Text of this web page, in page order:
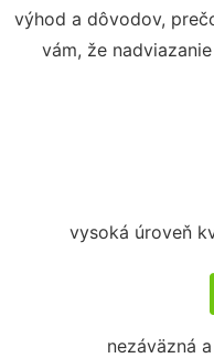
výhod a dôvodov,
vám, že
vysoká úroveň
nezáväzná